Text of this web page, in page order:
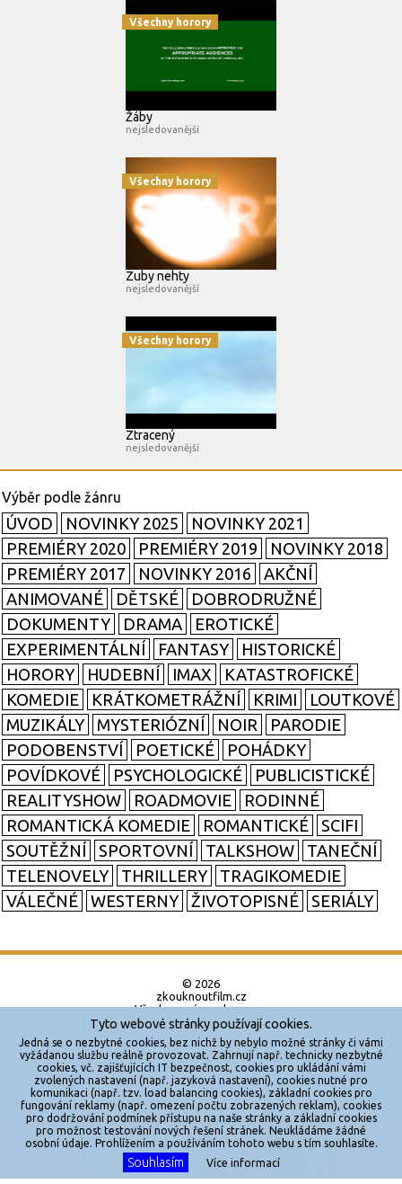
X
Všechny horory
Žáby
nejsledovanější
Všechny horory
Zuby nehty
nejsledovanější
Všechny horory
Ztracený
nejsledovanější
ÚVOD NOVINKY 2025
NOVINKY 2021
PREMIÉRY 2020
PREMIÉRY 2019
NOVINKY 2018
PREMIÉRY 2017
NOVINKY 2016
AKČNÍ
ANIMOVANÉ
DĚTSKÉ
DOBRODRUŽNÉ
DOKUMENTY
DRAMA
EROTICKÉ
EXPERIMENTÁLNÍ
FANTASY
HISTORICKÉ
HORORY
HUDEBNÍ IMAX
KATASTROFICKÉ
KOMEDIE
KRÁTKOMETRÁŽNÍ KRIMI
LOUTKOVÉ
MUZIKÁLY
MYSTERIÓZNÍ NOIR
PARODIE
PODOBENSTVÍ
POETICKÉ
POHÁDKY
POVÍDKOVÉ
PSYCHOLOGICKÉ
PUBLICISTICKÉ
REALITYSHOW
ROADMOVIE
RODINNÉ
ROMANTICKÁ KOMEDIE
ROMANTICKÉ
SCIFI
SOUTĚŽNÍ
SPORTOVNÍ TALKSHOW
TANEČNÍ
TELENOVELY
THRILLERY
TRAGIKOMEDIE
VÁLEČNÉ
WESTERNY ŽIVOTOPISNÉ SERIÁLY
© 2026
zkouknoutfilm.cz
Všechna práva vyhrazena.
Powered by
Reklama
Sítě
Redakce
Jakékoliv užití obsahu je bez souhlasu provozovatele zakázáno.
Tyto webové stránky používají cookies.
Jedná se o nezbytné cookies, bez nichž by nebylo možné stránky či vámi
vyžádanou službu reálně provozovat. Zahrnují např. technicky nezbytné
cookies, vč. zajišťujících IT bezpečnost, cookies pro ukládání vámi
zvolených nastavení (např. jazyková nastavení), cookies nutné pro
komunikaci (např. tzv. load balancing cookies), základní cookies pro
fungování reklamy (např. omezení počtu zobrazených reklam), cookies
pro dodržování podmínek přístupu na naše stránky a základní cookies
pro možnost testování nových řešení stránek. Neukládáme žádné
osobní údaje. Prohlížením a používáním tohoto webu s tím souhlasíte.
Souhlasím Více informací